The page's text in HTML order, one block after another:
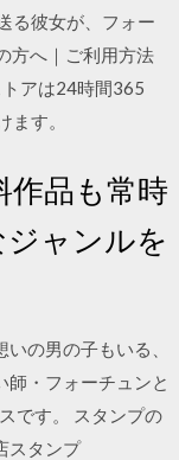
る彼女が、フォー
方へ｜ご利用方法
アは24時間365
す。
作品も常時
ャンルを
の男の子もいる、
・フォーチュンと
です。 スタンプの
スタンプ